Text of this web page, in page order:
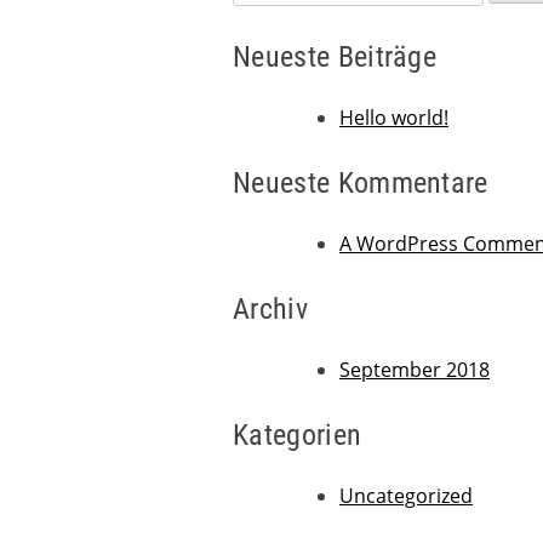
nach:
Neueste Beiträge
Hello world!
Neueste Kommentare
A WordPress
Archiv
September 2018
Kategorien
Uncategorized